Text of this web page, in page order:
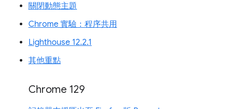
關閉動態主題
Chrome 實驗：程序共用
Lighthouse 12.2.1
其他重點
Chrome 129